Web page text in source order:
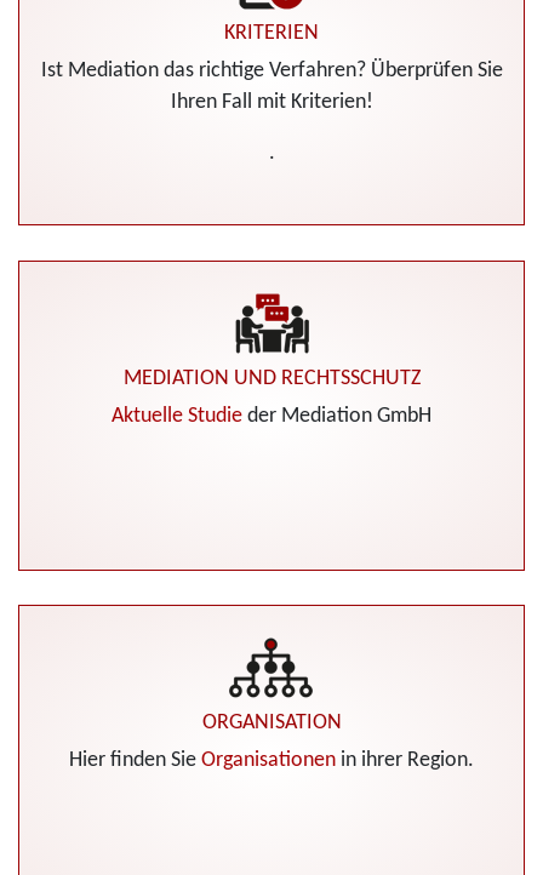
KRITERIEN
Ist Mediation das richtige Verfahren? Überprüfen Sie
Ihren Fall mit Kriterien!
.
MEDIATION UND RECHTSSCHUTZ
Aktuelle Studie der Mediation GmbH
ORGANISATION
Hier finden Sie Organisationen in ihrer Region.